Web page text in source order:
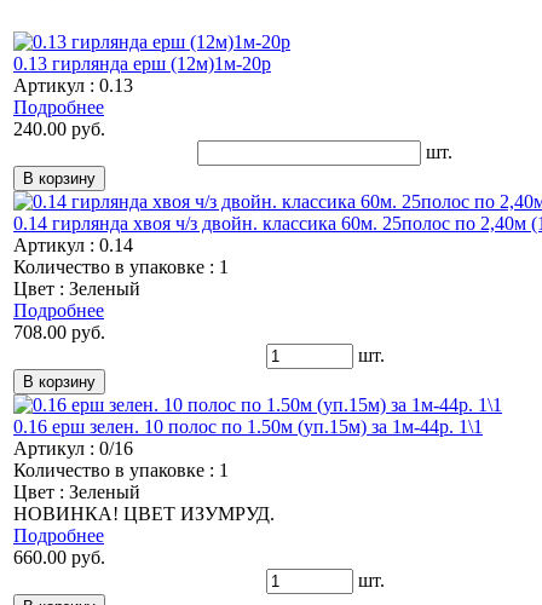
0.13 гирлянда ерш (12м)1м-20р
Артикул : 0.13
Подробнее
240.00 руб.
шт.
0.14 гирлянда хвоя ч/з двойн. классика 60м. 25полос по 2,40м
Артикул : 0.14
Количество в упаковке : 1
Цвет : Зеленый
Подробнее
708.00 руб.
шт.
0.16 ерш зелен. 10 полос по 1.50м (уп.15м) за 1м-44р. 1\1
Артикул : 0/16
Количество в упаковке : 1
Цвет : Зеленый
НОВИНКА! ЦВЕТ ИЗУМРУД.
Подробнее
660.00 руб.
шт.